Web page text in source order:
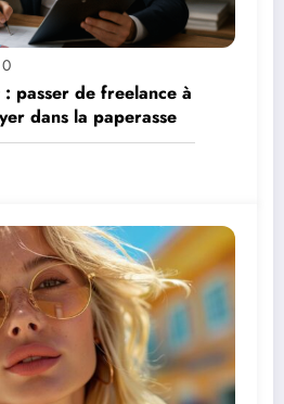
0
passer de freelance à
dans la paperasse